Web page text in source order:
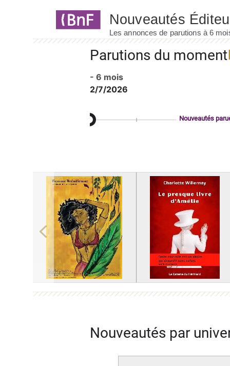
Parutions du moment
- 6 mois
2/7/2026
Nouveautés
Previous
Nouveautés par